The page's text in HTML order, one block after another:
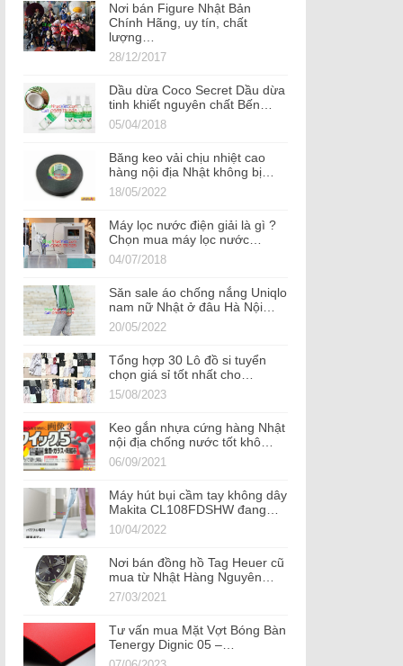
Nơi bán Figure Nhật Bản
Chính Hãng, uy tín, chất
lượng…
28/12/2017
Dầu dừa Coco Secret Dầu dừa
tinh khiết nguyên chất Bến…
05/04/2018
Băng keo vải chịu nhiệt cao
hàng nội địa Nhật không bị…
18/05/2022
Máy lọc nước điện giải là gì ?
Chọn mua máy lọc nước…
04/07/2018
Săn sale áo chống nắng Uniqlo
nam nữ Nhật ở đâu Hà Nội…
20/05/2022
Tổng hợp 30 Lô đồ si tuyển
chọn giá sỉ tốt nhất cho…
15/08/2023
Keo gắn nhựa cứng hàng Nhật
nội địa chống nước tốt khô…
06/09/2021
Máy hút bụi cầm tay không dây
Makita CL108FDSHW đang…
10/04/2022
Nơi bán đồng hồ Tag Heuer cũ
mua từ Nhật Hàng Nguyên…
27/03/2021
Tư vấn mua Mặt Vợt Bóng Bàn
Tenergy Dignic 05 –…